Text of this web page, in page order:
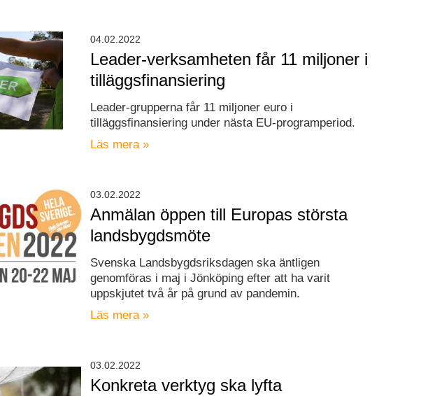
Leader-verksamheten får 11 miljoner i
tilläggsfinansiering
Leader-grupperna får 11 miljoner euro i
tilläggsfinansiering under nästa EU-programperiod.
Läs mera »
04.02.2022
Anmälan öppen till Europas största
landsbygdsmöte
Svenska Landsbygdsriksdagen ska äntligen
genomföras i maj i Jönköping efter att ha varit
uppskjutet två år på grund av pandemin.
Läs mera »
03.02.2022
Konkreta verktyg ska lyfta
03.02.2022